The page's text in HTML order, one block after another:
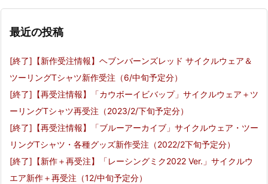
最近の投稿
[終了]【新作受注情報】ヘブンバーンズレッド サイクルウェア＆
ツーリングTシャツ新作受注（6/中旬予定分）
[終了]【再受注情報】「カウボーイビバップ」サイクルウェア＋ツ
ーリングTシャツ再受注（2023/2/下旬予定分）
[終了]【再受注情報】「ブルーアーカイブ」サイクルウェア・ツー
リングTシャツ・各種グッズ新作受注（2022/2下旬予定分）
[終了]【新作＋再受注】「レーシングミク2022 Ver.」サイクルウ
エア新作＋再受注（12/中旬予定分）